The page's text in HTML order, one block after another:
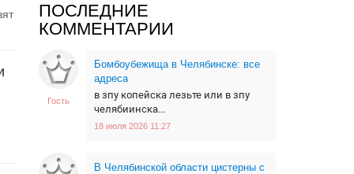
ПОСЛЕДНИЕ
КОММЕНТАРИИ
Гость
Бомбоубежища в Челябинске: все
адреса
в зпу копейска лезьте или в зпу
челябиинска...
18 июля 2026 11:27
В Челябинской области цистерны с